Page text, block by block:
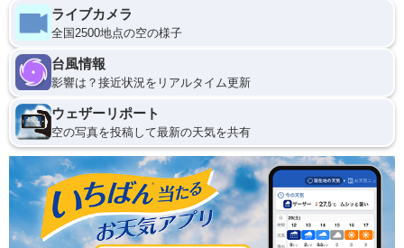
ライブカメラ
全国2500地点の空の様子
台風情報
影響は？接近状況をリアルタイム更新
ウェザーリポート
空の写真を投稿して最新の天気を共有